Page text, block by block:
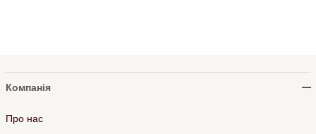
Компанія
Про нас